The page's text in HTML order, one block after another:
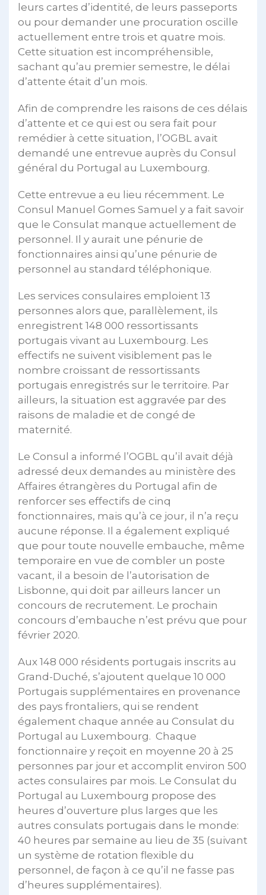
leurs cartes d’identité, de leurs passeports
ou pour demander une procuration oscille
actuellement entre trois et quatre mois.
Cette situation est incompréhensible,
sachant qu’au premier semestre, le délai
d’attente était d’un mois.
Afin de comprendre les raisons de ces délais
d’attente et ce qui est ou sera fait pour
remédier à cette situation, l’OGBL avait
demandé une entrevue auprès du Consul
général du Portugal au Luxembourg.
Cette entrevue a eu lieu récemment. Le
Consul Manuel Gomes Samuel y a fait savoir
que le Consulat manque actuellement de
personnel. Il y aurait une pénurie de
fonctionnaires ainsi qu’une pénurie de
personnel au standard téléphonique.
Les services consulaires emploient 13
personnes alors que, parallèlement, ils
enregistrent 148 000 ressortissants
portugais vivant au Luxembourg. Les
effectifs ne suivent visiblement pas le
nombre croissant de ressortissants
portugais enregistrés sur le territoire. Par
ailleurs, la situation est aggravée par des
raisons de maladie et de congé de
maternité.
Le Consul a informé l’OGBL qu’il avait déjà
adressé deux demandes au ministère des
Affaires étrangères du Portugal afin de
renforcer ses effectifs de cinq
fonctionnaires, mais qu’à ce jour, il n’a reçu
aucune réponse. Il a également expliqué
que pour toute nouvelle embauche, même
temporaire en vue de combler un poste
vacant, il a besoin de l’autorisation de
Lisbonne, qui doit par ailleurs lancer un
concours de recrutement. Le prochain
concours d’embauche n’est prévu que pour
février 2020.
Aux 148 000 résidents portugais inscrits au
Grand-Duché, s’ajoutent quelque 10 000
Portugais supplémentaires en provenance
des pays frontaliers, qui se rendent
également chaque année au Consulat du
Portugal au Luxembourg. Chaque
fonctionnaire y reçoit en moyenne 20 à 25
personnes par jour et accomplit environ 500
actes consulaires par mois. Le Consulat du
Portugal au Luxembourg propose des
heures d’ouverture plus larges que les
autres consulats portugais dans le monde:
40 heures par semaine au lieu de 35 (suivant
un système de rotation flexible du
personnel, de façon à ce qu’il ne fasse pas
d’heures supplémentaires).